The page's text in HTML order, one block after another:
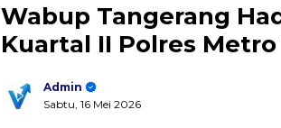
Wabup Tangerang
Kuartal II Polres
Admin
Sabtu, 16 Mei 2026